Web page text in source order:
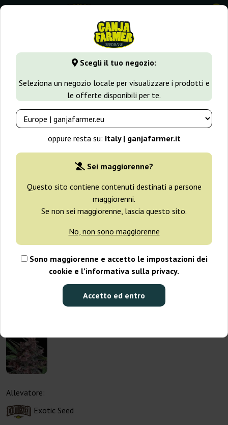
Scegli il tuo negozio:
Seleziona un negozio locale per visualizzare i prodotti e
le offerte disponibili per te.
oppure resta su: Italy | ganjafarmer.it
Sei maggiorenne?
Questo sito contiene contenuti destinati a persone
maggiorenni.
Se non sei maggiorenne, lascia questo sito.
No, non sono maggiorenne
Sono maggiorenne e accetto le impostazioni dei
cookie e l’informativa sulla privacy.
Accetto ed entro
0
GanjaFarmer.it Varietà di Cannabis Lemon Skunk Black
Allevatore:
Exotic Seed